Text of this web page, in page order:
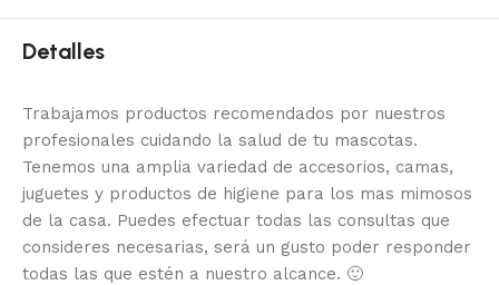
Detalles
Trabajamos productos recomendados por nuestros
profesionales cuidando la salud de tu mascotas.
Tenemos una amplia variedad de accesorios, camas,
juguetes y productos de higiene para los mas mimosos
de la casa. Puedes efectuar todas las consultas que
consideres necesarias, será un gusto poder responder
todas las que estén a nuestro alcance. 🙂